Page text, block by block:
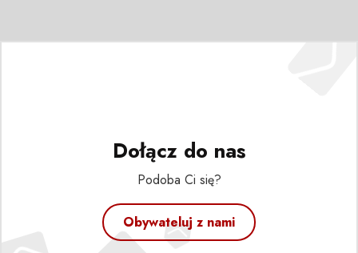
Dołącz do nas
Podoba Ci się?
Obywateluj z nami